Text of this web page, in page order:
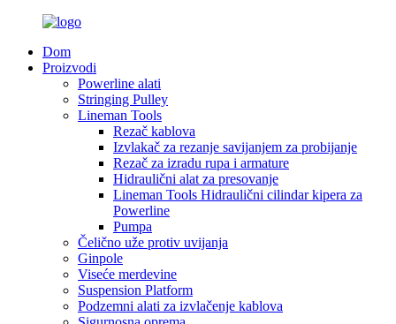
Dom
Proizvodi
Powerline alati
Stringing Pulley
Lineman Tools
Rezač kablova
Izvlakač za rezanje savijanjem za probijanje
Rezač za izradu rupa i armature
Hidraulični alat za presovanje
Lineman Tools Hidraulični cilindar kipera za
Powerline
Pumpa
Čelično uže protiv uvijanja
Ginpole
Viseće merdevine
Suspension Platform
Podzemni alati za izvlačenje kablova